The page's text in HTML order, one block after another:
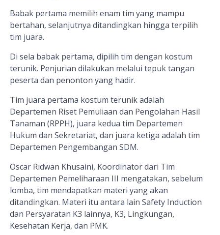
Babak pertama memilih enam tim yang mampu
bertahan, selanjutnya ditandingkan hingga terpilih
tim juara.
Di sela babak pertama, dipilih tim dengan kostum
terunik. Penjurian dilakukan melalui tepuk tangan
peserta dan penonton yang hadir.
Tim juara pertama kostum terunik adalah
Departemen Riset Pemuliaan dan Pengolahan Hasil
Tanaman (RPPH), juara kedua tim Departemen
Hukum dan Sekretariat, dan juara ketiga adalah tim
Departemen Pengembangan SDM.
Oscar Ridwan Khusaini, Koordinator dari Tim
Departemen Pemeliharaan III mengatakan, sebelum
lomba, tim mendapatkan materi yang akan
ditandingkan. Materi itu antara lain Safety Induction
dan Persyaratan K3 lainnya, K3, Lingkungan,
Kesehatan Kerja, dan PMK.